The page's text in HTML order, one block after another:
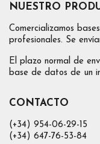
NUESTRO
Comercializamos
profesionales. Se
El plazo normal de
base de datos de un
CONTACTO
(+34) 954-06-29-15
(+34) 647-76-53-84